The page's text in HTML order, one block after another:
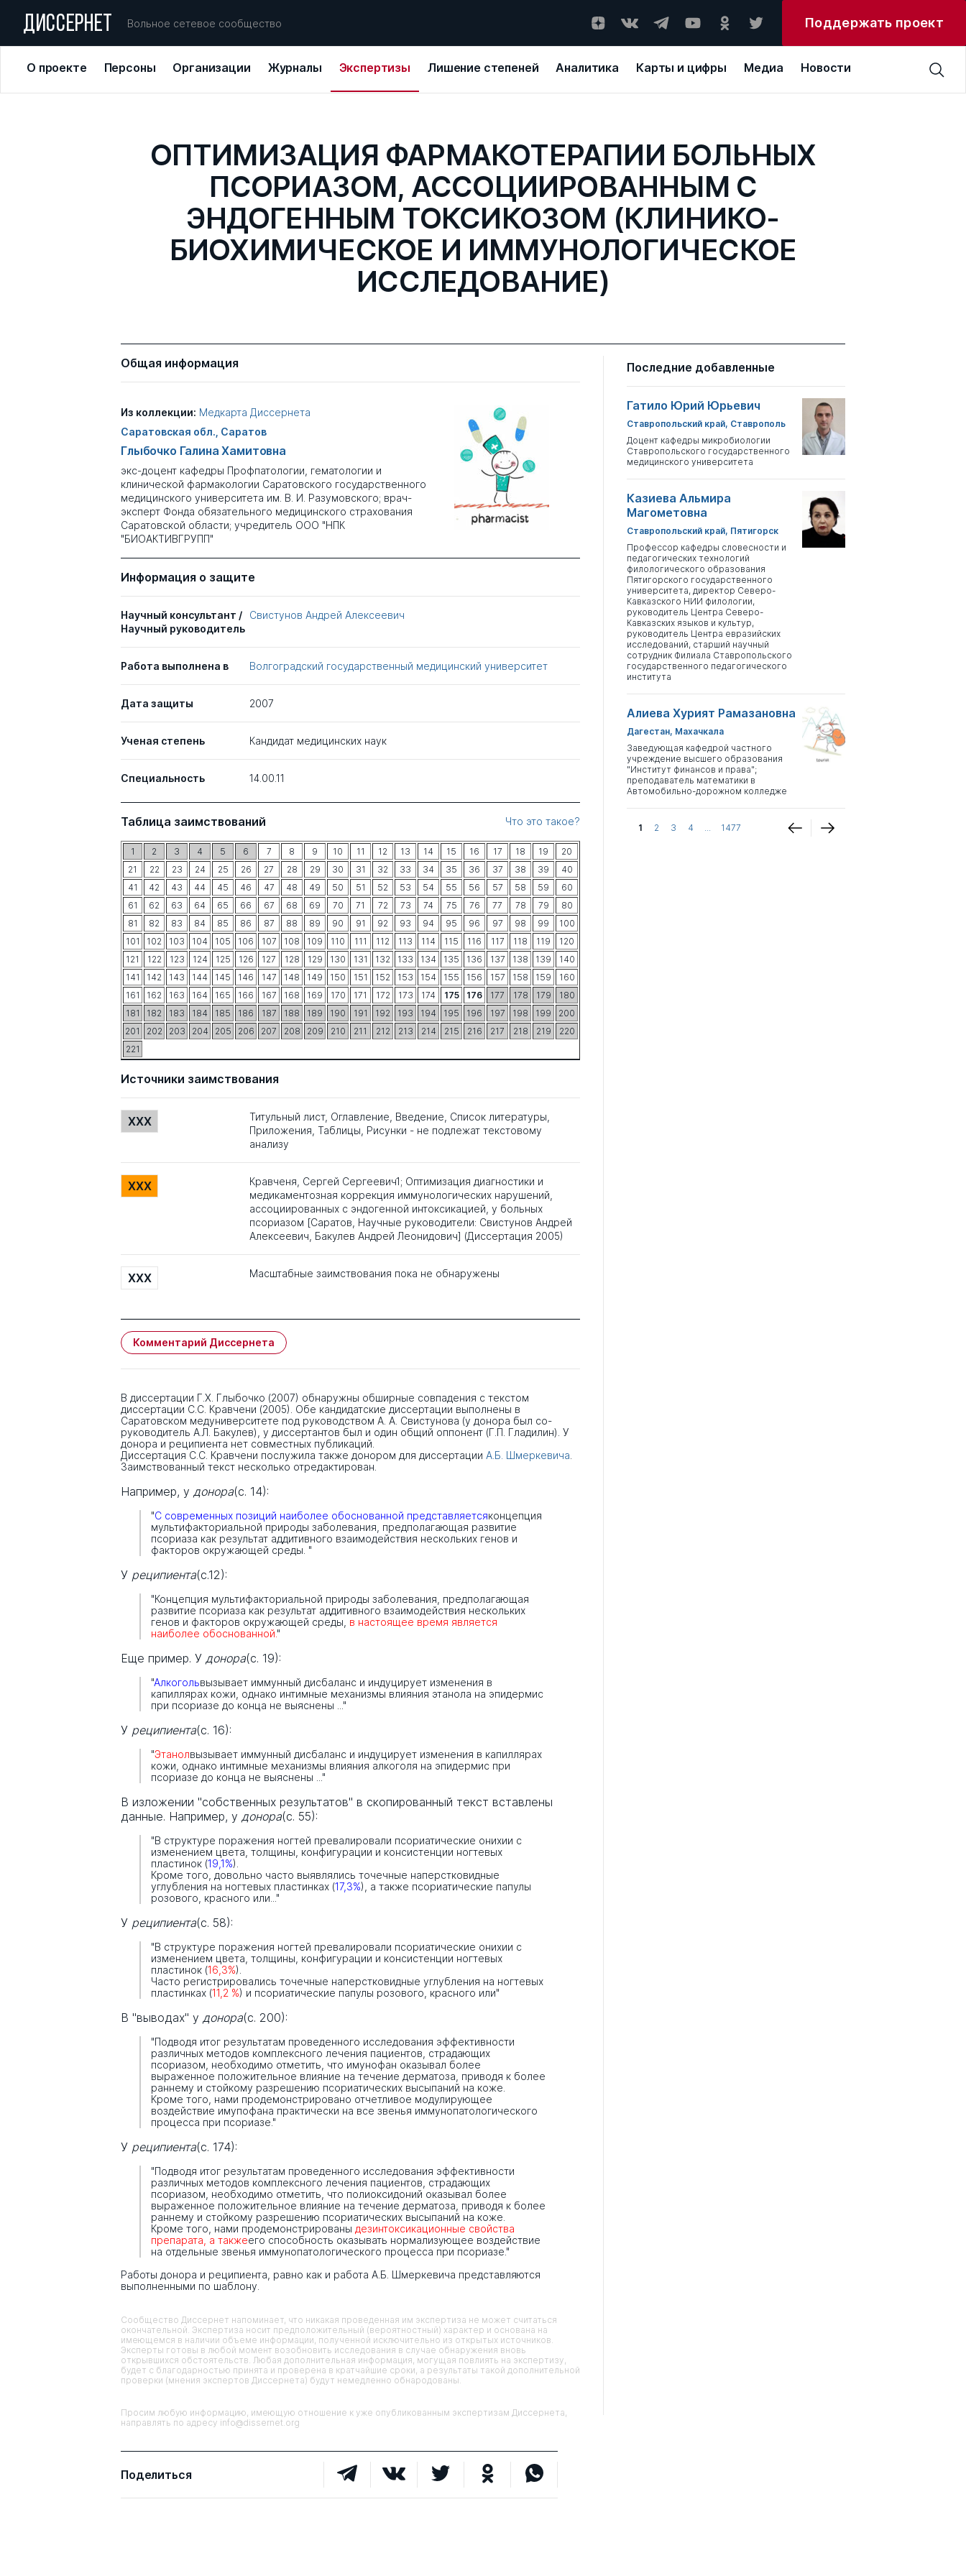
ДИССЕРНЕТ Вольное сетевое сообщество Поддержать проект
О проекте Персоны Организации Журналы Экспертизы Лишение степеней Аналитика Карты и цифры Медиа Новости
ОПТИМИЗАЦИЯ ФАРМАКОТЕРАПИИ БОЛЬНЫХ
ПСОРИАЗОМ, АССОЦИИРОВАННЫМ С
ЭНДОГЕННЫМ ТОКСИКОЗОМ (КЛИНИКО-
БИОХИМИЧЕСКОЕ И ИММУНОЛОГИЧЕСКОЕ
ИССЛЕДОВАНИЕ)
Общая информация
Из коллекции: Медкарта Диссернета
Саратовская обл., Саратов
Глыбочко Галина Хамитовна
экс-доцент кафедры Профпатологии, гематологии и
клинической фармакологии Саратовского государственного
медицинского университета им. В. И. Разумовского; врач-
эксперт Фонда обязательного медицинского страхования
Саратовской области; учредитель ООО "НПК
"БИОАКТИВГРУПП"
Информация о защите
Научный консультант /
Научный руководитель
Свистунов Андрей Алексеевич
Работа выполнена в Волгоградский государственный медицинский университет
Дата защиты 2007
Ученая степень Кандидат медицинских наук
Специальность 14.00.11
Таблица заимствований Что это такое?
1 2 3 4 5 6 7 8 9 10 11 12 13 14 15 16 17 18 19
20
21
22 23 24 25 26 27 28 29 30 31 32 33 34 35 36 37 38 39
40
41
42 43 44 45 46 47 48 49 50 51 52 53 54 55 56 57 58 59
60
61
62 63 64 65 66 67 68 69 70 71 72 73 74 75 76 77 78 79
80
81
82 83 84 85 86 87 88 89 90 91 92 93 94 95 96 97 98 99
100
101
102 103 104 105 106 107 108 109 110 111 112 113 114 115 116 117 118 119
120
121
122 123 124 125 126 127 128 129 130 131 132 133 134 135 136 137 138 139
140
141
142 143 144 145 146 147 148 149 150 151 152 153 154 155 156 157 158 159
160
161
162 163 164 165 166 167 168 169 170 171 172 173 174 175 176 177 178 179
180
181
182 183 184 185 186 187 188 189 190 191 192 193 194 195 196 197 198 199
200
201
202 203 204 205 206 207 208 209 210 211 212 213 214 215 216 217 218 219
220
221
Источники заимствования
XXX
Титульный лист, Оглавление, Введение, Список литературы,
Приложения, Таблицы, Рисунки - не подлежат текстовому
анализу
XXX
Кравченя, Сергей Сергеевич1; Оптимизация диагностики и
медикаментозная коррекция иммунологических нарушений,
ассоциированных с эндогенной интоксикацией, у больных
псориазом [Саратов, Научные руководители: Свистунов Андрей
Алексеевич, Бакулев Андрей Леонидович] (Диссертация 2005)
XXX Масштабные заимствования пока не обнаружены
Комментарий Диссернета
В диссертации Г.Х. Глыбочко (2007) обнаружны обширные совпадения с текстом
диссертации С.С. Кравчени (2005). Обе кандидатские диссертации выполнены в
Саратовском медуниверситете под руководством А. А. Свистунова (у донора был со-
руководитель А.Л. Бакулев), у диссертантов был и один общий оппонент (Г.П. Гладилин). У
донора и реципиента нет совместных публикаций.
Диссертация С.С. Кравчени послужила также донором для диссертации А.Б. Шмеркевича
Заимствованный текст несколько отредактирован.
Например, у донора(с. 14):
"С современных позиций наиболее обоснованной представляетсяконцепция
мультифакториальной природы заболевания, предполагающая развитие
псориаза как результат аддитивного взаимодействия нескольких генов и
факторов окружающей среды. "
У реципиента(с.12):
"Концепция мультифакториальной природы заболевания, предполагающая
развитие псориаза как результат аддитивного взаимодействия нескольких
генов и факторов окружающей среды, в настоящее время является
наиболее обоснованной. "
Еще пример. У донора(с. 19):
"Алкогольвызывает иммунный дисбаланс и индуцирует изменения в
капиллярах кожи, однако интимные механизмы влияния этанола на эпидермис
при псориазе до конца не выяснены ..."
У реципиента(с. 16):
"Этанолвызывает иммунный дисбаланс и индуцирует изменения в капиллярах
кожи, однако интимные механизмы влияния алкоголя на эпидермис при
псориазе до конца не выяснены ..."
В изложении "собственных результатов" в скопированный текст вставлены
данные. Например, у донора(с. 55):
"В структуре поражения ногтей превалировали псориатические онихии с
изменением цвета, толщины, конфигурации и консистенции ногтевых
пластинок (19,1%).
Кроме того, довольно часто выявлялись точечные наперстковидные
углубления на ногтевых пластинках (17,3%), а также псориатические папулы
розового, красного или..."
У реципиента(с. 58):
"В структуре поражения ногтей превалировали псориатические онихии с
изменением цвета, толщины, конфигурации и консистенции ногтевых
пластинок (16,3%).
Часто регистрировались точечные наперстковидные углубления на ногтевых
пластинках (11,2 %) и псориатические папулы розового, красного или"
В "выводах" у донора(с. 200):
"Подводя итог результатам проведенного исследования эффективности
различных методов комплексного лечения пациентов, страдающих
псориазом, необходимо отметить, что имунофан оказывал более
выраженное положительное влияние на течение дерматоза, приводя к более
раннему и стойкому разрешению псориатических высыпаний на коже.
Кроме того, нами продемонстрировано отчетливое модулирующее
воздействие имупофана практически на все звенья иммунопатологического
процесса при псориазе."
У реципиента(с. 174):
"Подводя итог результатам проведенного исследования эффективности
различных методов комплексного лечения пациентов, страдающих
псориазом, необходимо отметить, что полиоксидоний оказывал более
выраженное положительное влияние на течение дерматоза, приводя к более
раннему и стойкому разрешению псориатических высыпаний на коже.
Кроме того, нами продемонстрированы дезинтоксикационные свойства
препарата, а такжеего способность оказывать нормализующее воздействие
на отдельные звенья иммунопатологического процесса при псориазе."
Работы донора и реципиента, равно как и работа А.Б. Шмеркевича представляются
выполненными по шаблону.
Сообщество Диссернет напоминает, что никакая проведенная им экспертиза не может считаться
окончательной. Экспертиза носит предположительный (вероятностный) характер и основана на
имеющемся в наличии объеме информации, полученной исключительно из открытых источников.
Эксперты готовы в любой момент возобновить исследования в случае обнаружения вновь
открывшихся обстоятельств. Любая дополнительная информация, могущая повлиять на экспертизу,
будет с благодарностью принята и проверена в кратчайшие сроки, а результаты такой дополнительной
проверки (мнения экспертов Диссернета) будут немедленно обнародованы.
Просим любую информацию, имеющую отношение к уже опубликованным экспертизам Диссернета,
направлять по адресу info@dissernet.org
Поделиться
Последние добавленные
Гатило Юрий Юрьевич
Ставропольский край, Ставрополь
Доцент кафедры микробиологии
Ставропольского государственного
медицинского университета
Казиева Альмира
Магометовна
Ставропольский край, Пятигорск
Профессор кафедры словесности и
педагогических технологий
филологического образования
Пятигорского государственного
университета, директор Северо-
Кавказского НИИ филологии,
руководитель Центра Северо-
Кавказских языков и культур,
руководитель Центра евразийских
исследований, старший научный
сотрудник Филиала Ставропольского
государственного педагогического
института
Алиева Хурият Рамазановна
Дагестан, Махачкала
Заведующая кафедрой частного
учреждение высшего образования
"Институт финансов и права";
преподаватель математики в
Автомобильно-дорожном колледже
1 2 3 4 ... 1477